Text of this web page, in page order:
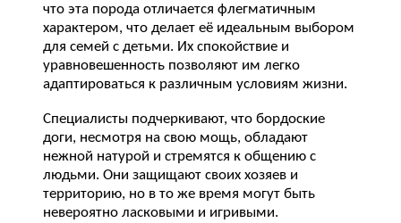
что эта порода отличается флегматичным
характером, что делает её идеальным выбором
для семей с детьми. Их спокойствие и
уравновешенность позволяют им легко
адаптироваться к различным условиям жизни.
Специалисты подчеркивают, что бордоские
доги, несмотря на свою мощь, обладают
нежной натурой и стремятся к общению с
людьми. Они защищают своих хозяев и
территорию, но в то же время могут быть
невероятно ласковыми и игривыми.